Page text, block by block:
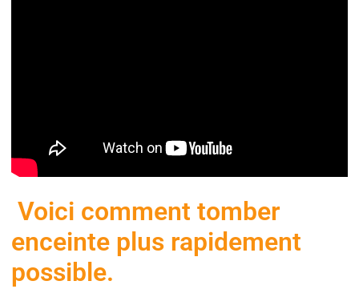
Voici comment tomber
enceinte plus rapidement
possible.